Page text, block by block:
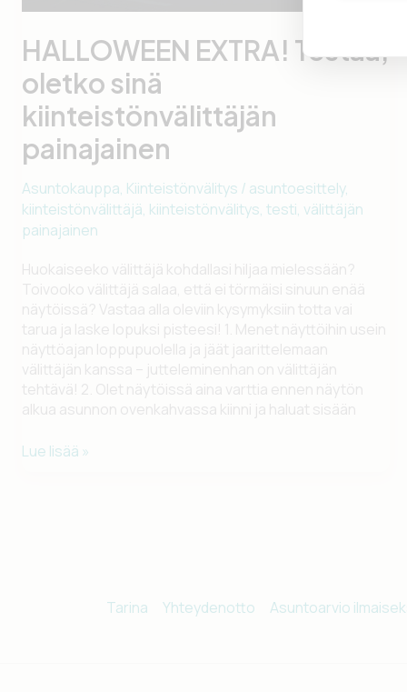
HALLOWEEN EXTRA! Testaa,
oletko sinä
kiinteistönvälittäjän
painajainen
Asuntokauppa, Kiinteistönvälitys / asuntoesittely,
kiinteistönvälittäjä, kiinteistönvälitys, testi, välittäjän
painajainen
HALLOWEEN
Lue lisää »
Tarina Yhteydenotto Asuntoarvio